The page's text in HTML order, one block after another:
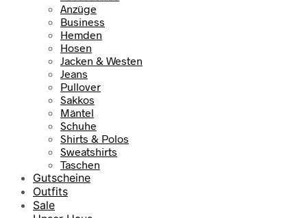
Anzüge
Business
Hemden
Hosen
Jacken & Westen
Jeans
Pullover
Sakkos
Mäntel
Schuhe
Shirts & Polos
Sweatshirts
Taschen
Gutscheine
Outfits
Sale